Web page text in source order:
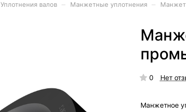
Уплотнения валов Манжетные уплотнения
0 Нет
Манжетное